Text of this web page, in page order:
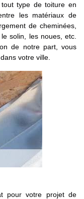
tout type de toiture en
les matériaux de
de cheminées,
solin, les noues, etc.
de notre part, vous
votre ville.
pour votre projet de